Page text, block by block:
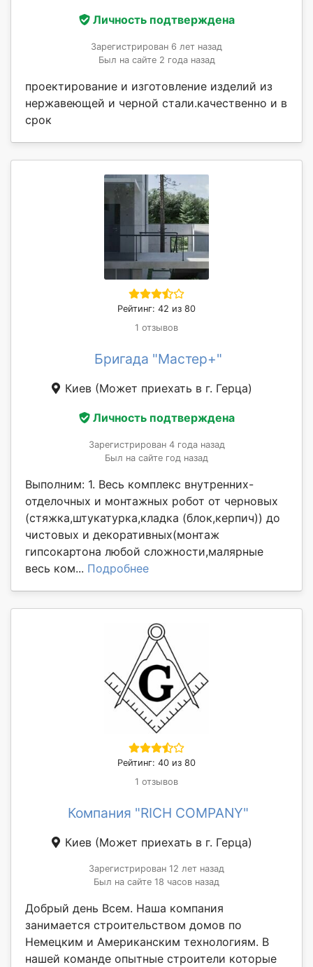
Личность подтверждена
Зарегистрирован 6 лет назад
Был на сайте 2 года назад
проектирование и изготовление изделий из
нержавеющей и черной стали.качественно и в
срок
Рейтинг: 42 из 80
1 отзывов
Бригада "Мастер+"
Киев (Может приехать в г. Герца)
Личность подтверждена
Зарегистрирован 4 года назад
Был на сайте год назад
Выполним: 1. Весь комплекс внутренних-
отделочных и монтажных робот от черновых
(стяжка,штукатурка,кладка (блок,керпич)) до
чистовых и декоративных(монтаж
гипсокартона любой сложности,малярные
весь ком... Подробнее
Рейтинг: 40 из 80
1 отзывов
Компания "RICH COMPANY"
Киев (Может приехать в г. Герца)
Зарегистрирован 12 лет назад
Был на сайте 18 часов назад
Добрый день Всем. Наша компания
занимается строительством домов по
Немецким и Американским технологиям. В
нашей команде опытные строители которые